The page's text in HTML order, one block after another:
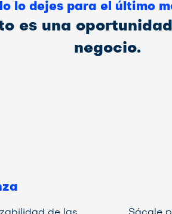
lo dejes para el último
es una
negocio.